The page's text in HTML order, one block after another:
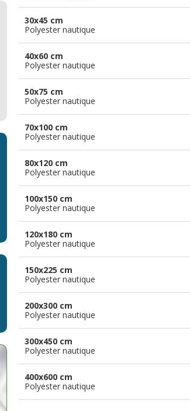
30x45 cm
Polyester nautique
40x60 cm
Polyester nautique
50x75 cm
Polyester nautique
70x100 cm
Polyester nautique
80x120 cm
Polyester nautique
100x150 cm
Polyester nautique
120x180 cm
Polyester nautique
150x225 cm
Polyester nautique
200x300 cm
Polyester nautique
300x450 cm
Polyester nautique
400x600 cm
Polyester nautique